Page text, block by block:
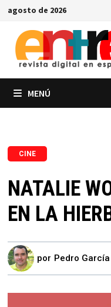
Saltar
contenido
agosto de 2026
MENÚ
CINE
NATALIE
EN LA
por Pedro